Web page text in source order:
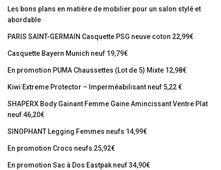
Les bons plans en matière de mobilier pour un salon stylé et
abordable
PARIS SAINT-GERMAIN Casquette PSG neuve coton 22,99€
Casquette Bayern Munich neuf 19,79€
En promotion PUMA Chaussettes (Lot de 5) Mixte 12,98€
Kiwi Extreme Protector – Imperméabilisant neuf 5,22 €
SHAPERX Body Gainant Femme Gaine Amincissant Ventre Plat
neuf 46,20€
SINOPHANT Legging Femmes neufs 14,99€
En promotion Crocs neufs 25,92€
En promotion Sac à Dos Eastpak neuf 34,90€